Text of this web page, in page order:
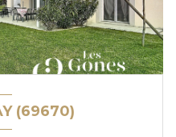
(69670)